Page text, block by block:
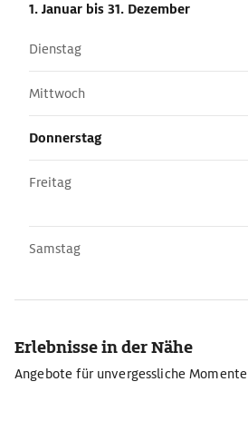
1. Januar bis 31. Dezember
Dienstag
Mittwoch
Donnerstag
Freitag
Samstag
Erlebnisse in der Nähe
Angebote für unvergessliche Momente